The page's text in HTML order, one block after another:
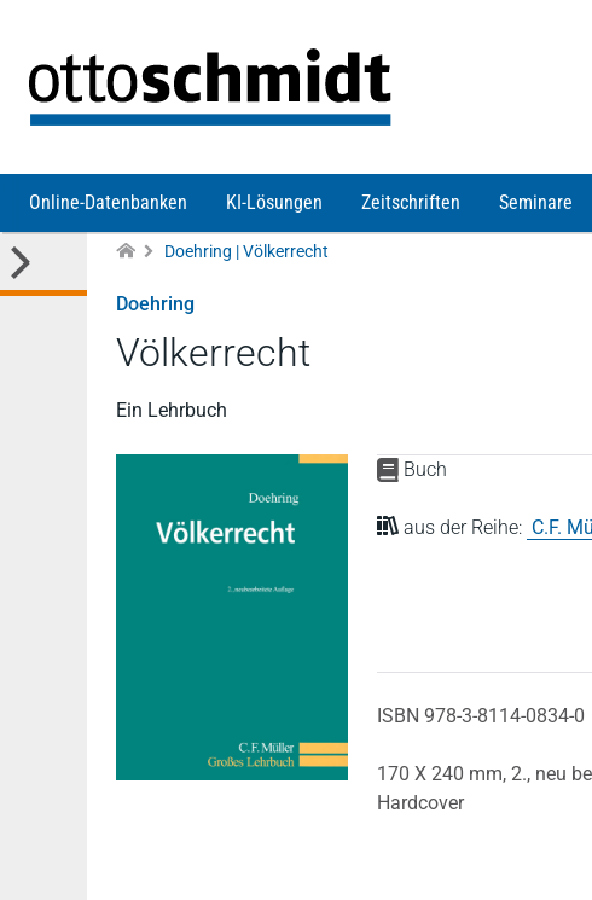
Online-Datenbanken KI-Lösungen Zeitschriften Seminare
Doehring | Völkerrecht
Doehring
Völkerrecht
Ein Lehrbuch
Buch
aus der Reihe: C.F.
ISBN 978-3-8114-0834-0
170 X 240 mm, 2., neu
Hardcover